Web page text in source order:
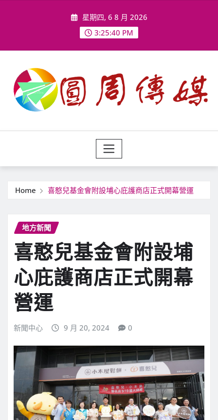
星期四, 6 8 月 2026
3:25:43 PM
Home 喜憨兒基金會附設埔心庇護商店正式開幕營運
地方新聞
喜憨兒基金會附設埔
心庇護商店正式開幕
營運
新聞中心 9 月 20, 2024 0